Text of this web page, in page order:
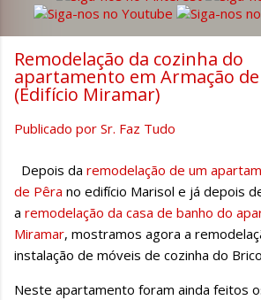
Remodelação da cozinha do
apartamento em Armação
(Edifício Miramar)
Publicado por Sr. Faz Tudo
Depois da remodelação de um
de Pêra no edifício Marisol e já depois
a remodelação da casa de banho do
Miramar, mostramos agora a
instalação de móveis de cozinha do
Neste apartamento foram ainda feitos